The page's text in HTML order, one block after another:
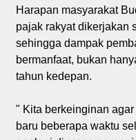
Harapan masyarakat
pajak rakyat dikerjakan
sehingga dampak
bermanfaat, bukan
tahun kedepan.
" Kita berkeinginan
baru beberapa waktu